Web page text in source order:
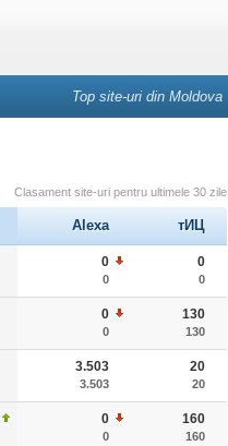
Top site-uri din Moldova
Clasament site-uri pentru ultimele 30 zile
Alexa тИЦ
0
0
0
0
0
0
130
130
3.503
3.503
20
20
0
0
160
160